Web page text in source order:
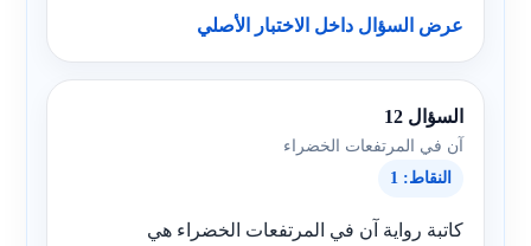
عرض السؤال داخل الاختبار الأصلي
السؤال 12
آن في المرتفعات الخضراء
النقاط: 1
كاتبة رواية آن في المرتفعات الخضراء هي